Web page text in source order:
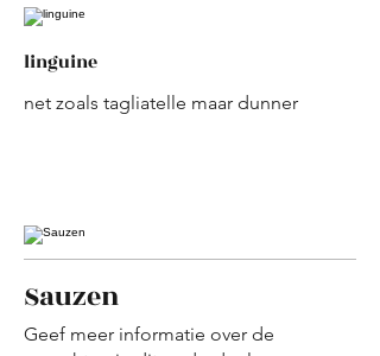
linguine
net zoals tagliatelle maar dunner
Sauzen
Geef meer informatie over de